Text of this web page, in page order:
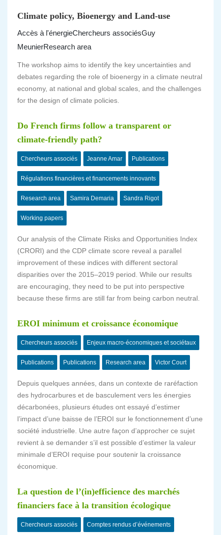
Climate policy, Bioenergy and Land-use
Accès à l'énergieChercheurs associésGuy
MeunierResearch area
The workshop aims to identify the key uncertainties and
debates regarding the role of bioenergy in a climate neutral
economy, at national and global scales, and the challenges
for the design of climate policies.
Do French firms follow a transparent or
climate-friendly path?
Chercheurs associés Jeanne Amar Publications
Régulations financières et financements innovants
Research area Samira Demaria Sandra Rigot
Working papers
Our analysis of the Climate Risks and Opportunities Index
(CRORI) and the CDP climate score reveal a parallel
improvement of these indices with different sectoral
disparities over the 2015–2019 period. While our results
are encouraging, they need to be put into perspective
because these firms are still far from being carbon neutral.
EROI minimum et croissance économique
Chercheurs associés Enjeux macro-économiques et sociétaux
Publications Publications Research area Victor Court
Depuis quelques années, dans un contexte de raréfaction
des hydrocarbures et de basculement vers les énergies
décarbonées, plusieurs études ont essayé d’estimer
l’impact d’une baisse de l’EROI sur le fonctionnement d’une
société industrielle. Une autre façon d’approcher ce sujet
revient à se demander s’il est possible d’estimer la valeur
minimale d’EROI requise pour soutenir la croissance
économique.
La question de l’(in)efficience des marchés
financiers face à la transition écologique
Chercheurs associés Comptes rendus d’événements